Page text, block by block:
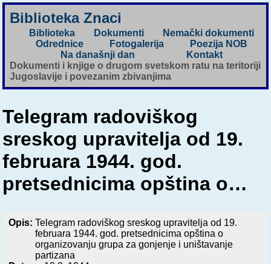
Biblioteka Znaci
Biblioteka Dokumenti
Nemački dokumenti
Odrednice
Fotogalerija
Poezija NOB
Na današnji dan
Kontakt
Dokumenti i knjige o drugom svetskom ratu na teritoriji
Jugoslavije i povezanim zbivanjima
Telegram radoviškog
sreskog upravitelja od 19.
februara 1944. god.
pretsednicima opština o…
Opis:Telegram radoviškog sreskog upravitelja od 19.
februara 1944. god. pretsednicima opština o
organizovanju grupa za gonjenje i uništavanje
partizana